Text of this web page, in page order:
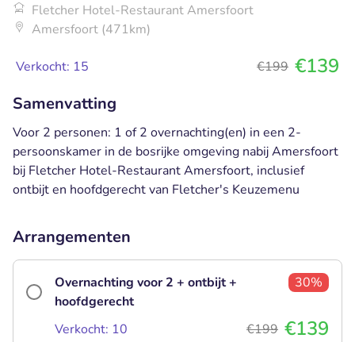
Fletcher Hotel-Restaurant Amersfoort
Amersfoort (471km)
Verkocht: 15 €199 €139
Samenvatting
Voor 2 personen: 1 of 2 overnachting(en) in een 2-
persoonskamer in de bosrijke omgeving nabij Amersfoort
bij Fletcher Hotel-Restaurant Amersfoort, inclusief
ontbijt en hoofdgerecht van Fletcher's Keuzemenu
Arrangementen
Overnachting voor 2 + ontbijt +
hoofdgerecht
30%
Verkocht: 10 €199 €139